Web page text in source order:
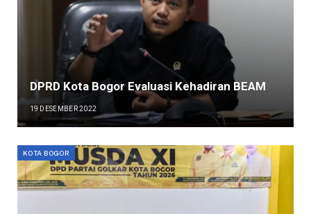
DPRD Kota Bogor Evaluasi Kehadiran BEAM
19 DESEMBER 2022
KOTA BOGOR